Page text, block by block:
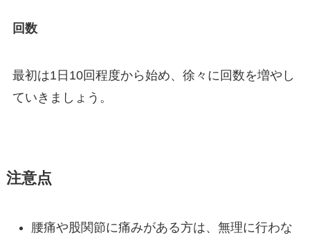
回数
最初は1日10回程度から始め、徐々に回数を増やし
ていきましょう。
注意点
腰痛や股関節に痛みがある方は、無理に行わな